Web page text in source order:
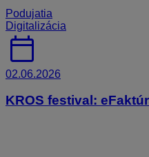
Podujatia
Digitalizácia
calendar_today
02.06.2026
KROS festival: